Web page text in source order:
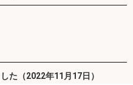
た（2022年11月17日）